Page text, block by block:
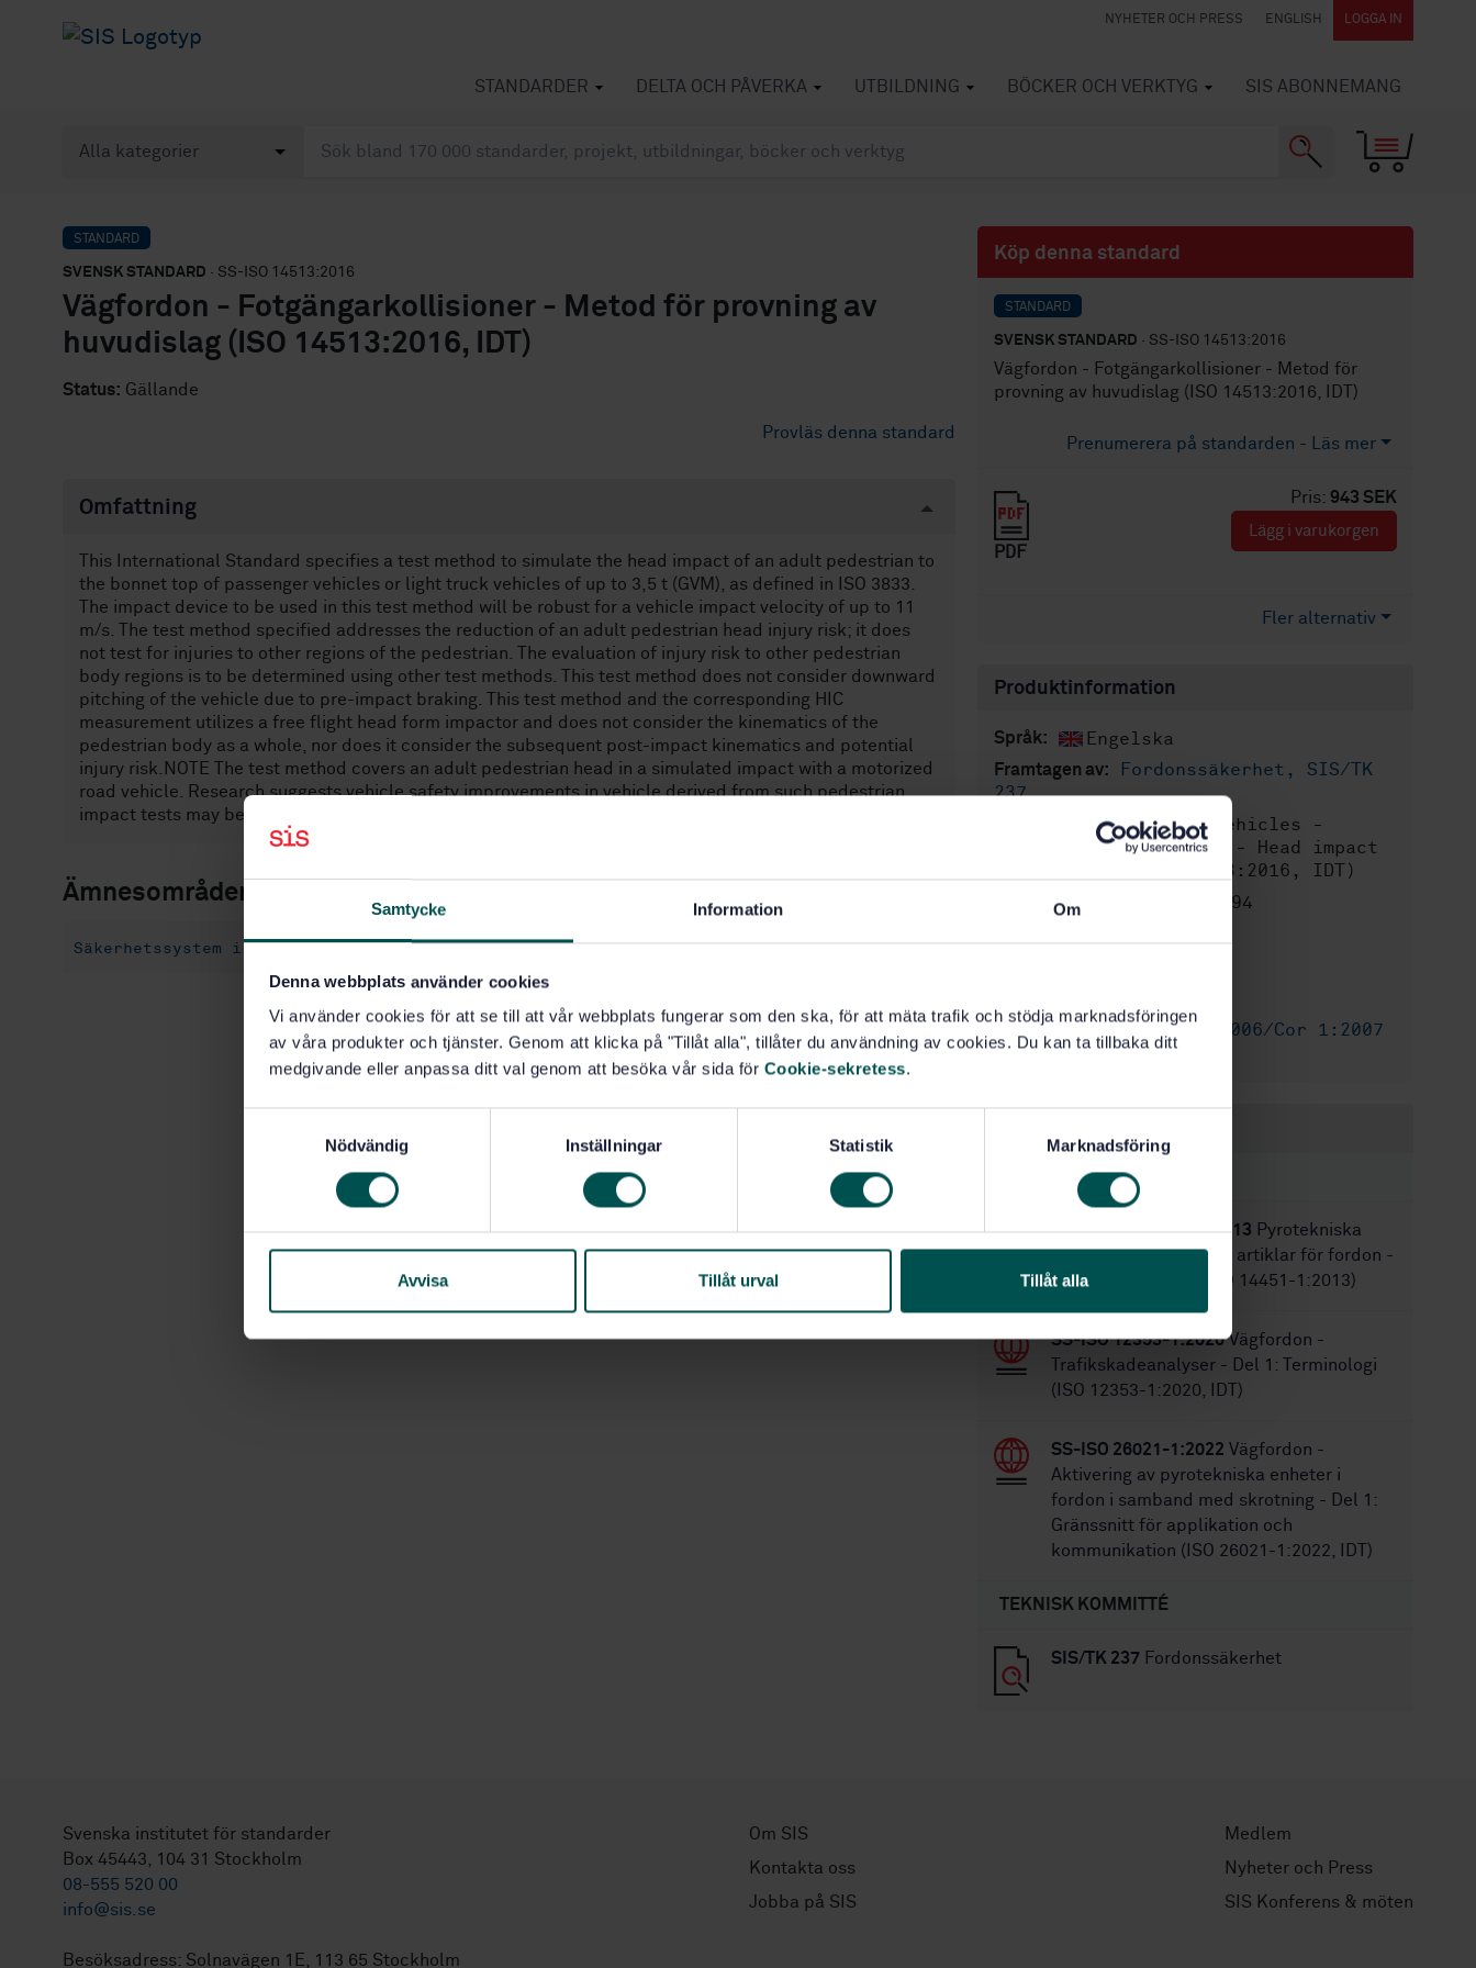
Samtycke Information Om
Denna webbplats använder cookies
Vi använder cookies för att se till att vår webbplats fungerar som den ska, för att mäta trafik och stödja marknadsföringen
av våra produkter och tjänster. Genom att klicka på "Tillåt alla", tillåter du användning av cookies. Du kan ta tillbaka ditt
medgivande eller anpassa ditt val genom att besöka vår sida för Cookie-sekretess.
s
Nödvändig Inställningar Statistik Marknadsföring
Avvisa Tillåt urval Tillåt alla
NYHETER OCH PRESS ENGLISH LOGGA IN
STANDARDER DELTA OCH PÅVERKA UTBILDNING BÖCKER OCH VERKTYG SIS ABONNEMANG
STANDARD
SVENSK STANDARD · SS-ISO 14513:2016
Vägfordon - Fotgängarkollisioner - Metod för provning av
huvudislag (ISO 14513:2016, IDT)
Status: Gällande
Provläs denna standard
Omfattning
This International Standard specifies a test method to simulate the head impact of an adult pedestrian to
the bonnet top of passenger vehicles or light truck vehicles of up to 3,5 t (GVM), as defined in ISO 3833.
The impact device to be used in this test method will be robust for a vehicle impact velocity of up to 11
m/s. The test method specified addresses the reduction of an adult pedestrian head injury risk; it does
not test for injuries to other regions of the pedestrian. The evaluation of injury risk to other pedestrian
body regions is to be determined using other test methods. This test method does not consider downward
pitching of the vehicle due to pre-impact braking. This test method and the corresponding HIC
measurement utilizes a free flight head form impactor and does not consider the kinematics of the
pedestrian body as a whole, nor does it consider the subsequent post-impact kinematics and potential
injury risk.NOTE The test method covers an adult pedestrian head in a simulated impact with a motorized
road vehicle. Research suggests vehicle safety improvements in vehicle derived from such pedestrian
impact tests may be beneficial also to bicyclists in vehicle front impact.
Ämnesområden
Säkerhetssystem i bil (43.040.80)
Köp denna standard
STANDARD
SVENSK STANDARD · SS-ISO 14513:2016
Vägfordon - Fotgängarkollisioner - Metod för
provning av huvudislag (ISO 14513:2016, IDT)
Prenumerera på standarden - Läs mer
Pris: 943 SEK
PDF
Lägg i varukorgen
Fler alternativ
Produktinformation
Språk: Engelska
Framtagen av:
Fordonssäkerhet, SIS/TK
237
Internationell titel:Road vehicles -
Pedestrian protection - Head impact
test method (ISO 14513:2016, IDT)
Artikelnummer: STD-8019894
Ersätter:
SS-ISO 14513:2006/Cor 1:2007
, SS-ISO 14513:2006
STANDARDER
SS-EN ISO 14451-1:2013 Pyrotekniska
artiklar - Pyrotekniska artiklar för fordon -
Del 1: Terminologi (ISO 14451-1:2013)
SS-ISO 12353-1:2020Vägfordon -
Trafikskadeanalyser - Del 1: Terminologi
(ISO 12353-1:2020, IDT)
SS-ISO 26021-1:2022 Vägfordon -
Aktivering av pyrotekniska enheter i
fordon i samband med skrotning - Del 1:
Gränssnitt för applikation och
kommunikation (ISO 26021-1:2022, IDT)
TEKNISK KOMMITTÉ
SIS/TK 237 Fordonssäkerhet
Svenska institutet för standarder
Box 45443, 104 31 Stockholm
08-555 520 00
info@sis.se
Besöksadress: Solnavägen 1E, 113 65 Stockholm
Om SIS
Kontakta oss
Jobba på SIS
Medlem
Nyheter och Press
SIS Konferens & möten